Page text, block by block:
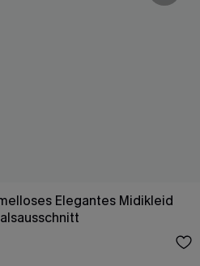
Elegantes Midikleid